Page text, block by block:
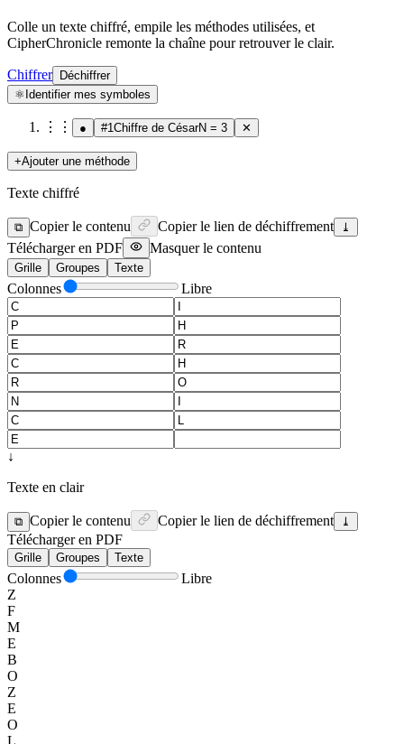
Colle un texte chiffré, empile les méthodes utilisées, et
CipherChronicle remonte la chaîne pour retrouver le clair.
Chiffrer
Déchiffrer
⚛︎ Identifier mes symboles
⋮⋮ ● #1 Chiffre de CésarN = 3 ✕
+Ajouter une méthode
Texte chiffré
⧉ Copier le contenu Copier le lien de déchiffrement ⤓
Télécharger en PDF Masquer le contenu
Grille Groupes Texte
Colonnes Libre
↓
Texte en clair
⧉ Copier le contenu Copier le lien de déchiffrement ⤓
Télécharger en PDF
Grille Groupes Texte
Colonnes
Libre
Z
F
M
E
B
O
Z
E
O
L